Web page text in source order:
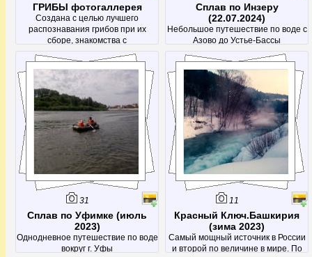
ГРИБЫ фотогаллерея
Создана с целью лучшего
распознавания грибов при их
сборе, знакомства с
малоизвестными грибами и просто
получения эстетического
наслаждения от красивых
фотографий.
Сплав по Инзеру
(22.07.2024)
Небольшое путешествие по воде с
Азово до Устье-Бассы
31
Сплав по Уфимке (июль
2023)
Однодневное путешествие по воде
вокруг г. Уфы
11
Красный Ключ.Башкирия
(зима 2023)
Самый мощный источник в России
и второй по величине в мире. По